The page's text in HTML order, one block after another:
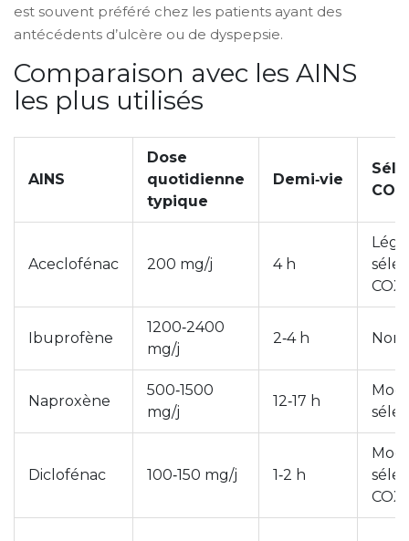
est souvent préféré chez les patients ayant des
antécédents d’ulcère ou de dyspepsie.
Comparaison avec les AINS
les plus utilisés
AINS
Dose
quotidienne
typique
Demi‑vie
COX
Aceclofénac 200 mg/j 4 h
Ibuprofène
1200‑2400
mg/j
2‑4 h Non
Naproxène
500‑1500
mg/j
12‑17 h
Diclofénac 100‑150 mg/j 1‑2 h